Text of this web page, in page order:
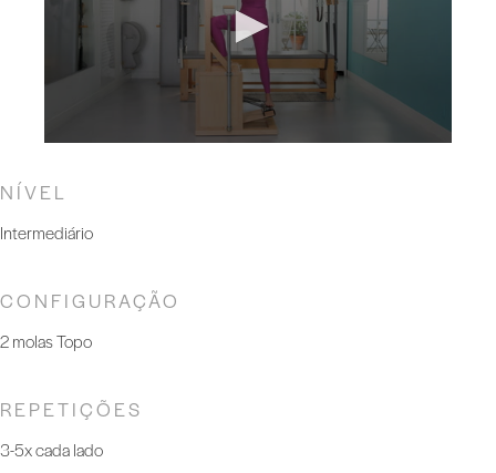
NÍVEL
Intermediário
CONFIGURAÇÃO
2 molas Topo
REPETIÇÕES
3-5x cada lado